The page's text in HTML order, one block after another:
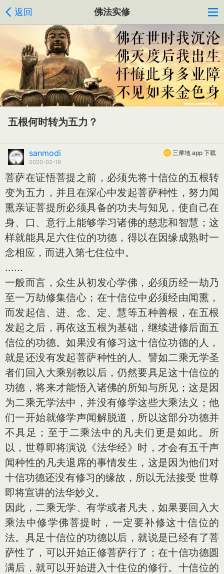
返回 佛法实修
五根何时转为五力？
三摩地 app 下载
sanmodi
2020-02-19
菩萨在证悟菩提之前，必须先将十信位的五根转
变为五力，并且在深心中发起菩萨种性，努力闻
熏亲证菩提所必须具备的功夫与知见，使自己在
身、口、意行上能够学习诸佛的慈悲和智慧；这
样就能具足六住位的功德，得以在因缘成熟时一
念相应，而进入第七住位中。
......
一般而言，众生从初发心学佛，必须历经一劫乃
至一万劫修集信心；在十信位中必须经由闻熏，
而发起信、进、念、定、慧等五种善根，在五根
发起之后，再依这五根为基础，继续进修后面五
信位的功德。如果没有修习这十信位功德的人，
就是还没有发起菩萨种性的人。譬如二乘无学圣
者们回入大乘别教以后，仍然要具足这十信位的
功德，将来才能悟入诸佛的所知与所见；这是因
为二乘无学法中，并没有修学这些大乘法义；他
们一开始就修学声闻解脱道，所以这部分功德并
不具足；至于二乘法中的凡夫们更是如此。所
以，世尊即将演说《法华经》时，才会有五千声
闻种性的凡夫退席的事情发生，这是因为他们对
十信功德还没有修习的缘故，所以无法接受 世尊
即将宣讲的法华妙义。
因此，二乘无学、有学或者凡夫，如果要回入大
乘法中修学佛菩提时，一定要补修这十信位的
法。具足十信位的功德以后，就说是已经有了菩
萨性了，可以开始正修菩萨行了；在十信功德圆
满后，就可以开始进入十住位的修行。十信位的